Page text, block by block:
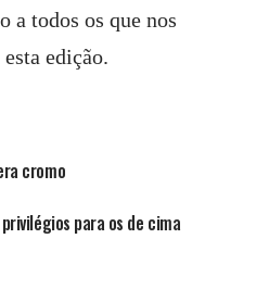
a todos os que nos
edição.
cromo
para os de cima